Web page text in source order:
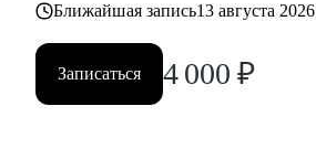
Ближайшая запись13 августа 2026
Записаться 4 000 ₽